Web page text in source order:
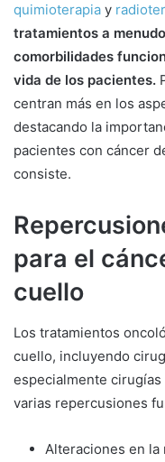
quimioterapia y
tratamientos a
comorbilidades
vida de los pacientes.
centran más en los
destacando la
pacientes con cáncer
consiste.
para el
cuello
Los tratamientos
cuello, incluyendo
especialmente
varias repercusiones
Alteraciones en la